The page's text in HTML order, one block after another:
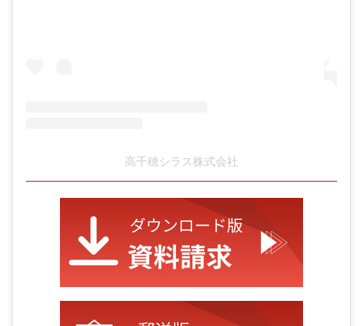
高千穂シラス株式会社